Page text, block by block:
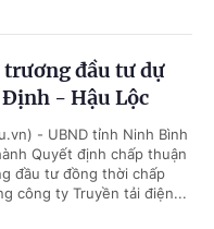
đầu tư dự
Định - Hậu Lộc
- UBND tỉnh Ninh Bình
Quyết định chấp thuận
đầu tư đồng thời chấp
công ty Truyền tải điện...